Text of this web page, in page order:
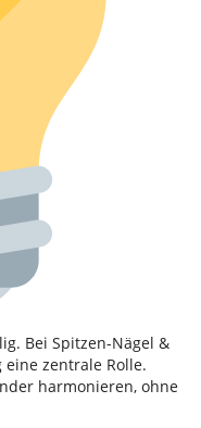
Bei Spitzen-Nägel &
zentrale Rolle.
harmonieren, ohne